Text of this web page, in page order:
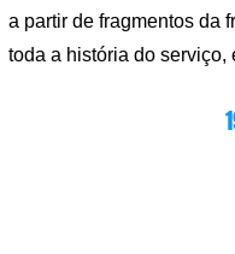
a partir de fragmentos da
toda a história do serviço,